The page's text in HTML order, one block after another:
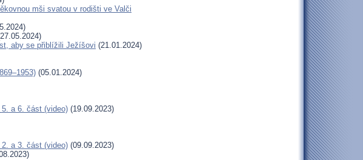
mši svatou v rodišti ve Valči
aby se přiblížili Ježíšovi (21.01.2024)
(05.01.2024)
a 6. část (video) (19.09.2023)
a 3. část (video) (09.09.2023)